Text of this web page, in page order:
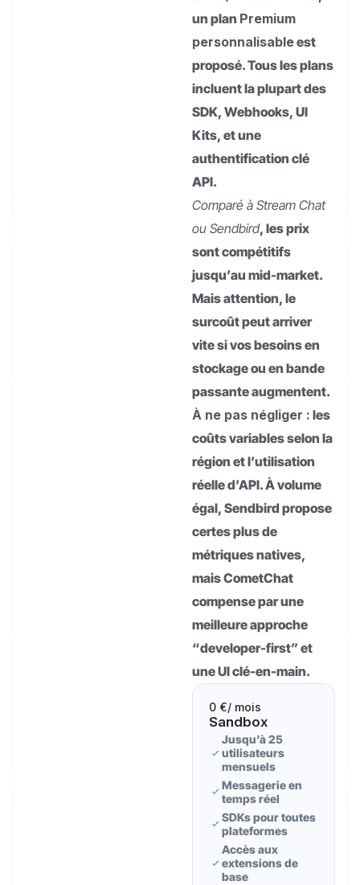
un plan Premium
personnalisableest
proposé. Tous les plans
incluent la plupart des
SDK, Webhooks, UI
Kits, et une
authentification clé
API.
Comparé à Stream Chat
ou Sendbird, les prix
sont compétitifs
jusqu’au mid-market.
Mais attention, le
surcoût peut arriver
vite si vos besoins en
stockage ou en bande
passante augmentent.
À ne pas négliger : les
coûts variables selon la
région et l’utilisation
réelle d’API. À volume
égal, Sendbird propose
certes plus de
métriques natives,
mais CometChat
compense par une
meilleure approche
“developer-first” et
une UI clé-en-main.
0 €/ mois
Sandbox
Jusqu’à 25
utilisateurs
mensuels
Messagerie en
temps réel
SDKs pour toutes
plateformes
Accès aux
extensions de
base